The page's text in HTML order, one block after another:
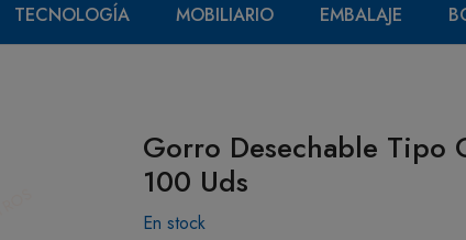
TECNOLOGÍA MOBILIARIO EMBALAJE
Gorro Desechable Tipo
100 Uds
En stock